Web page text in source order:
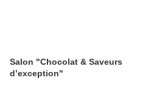
Salon "Chocolat & Saveurs
d’exception"